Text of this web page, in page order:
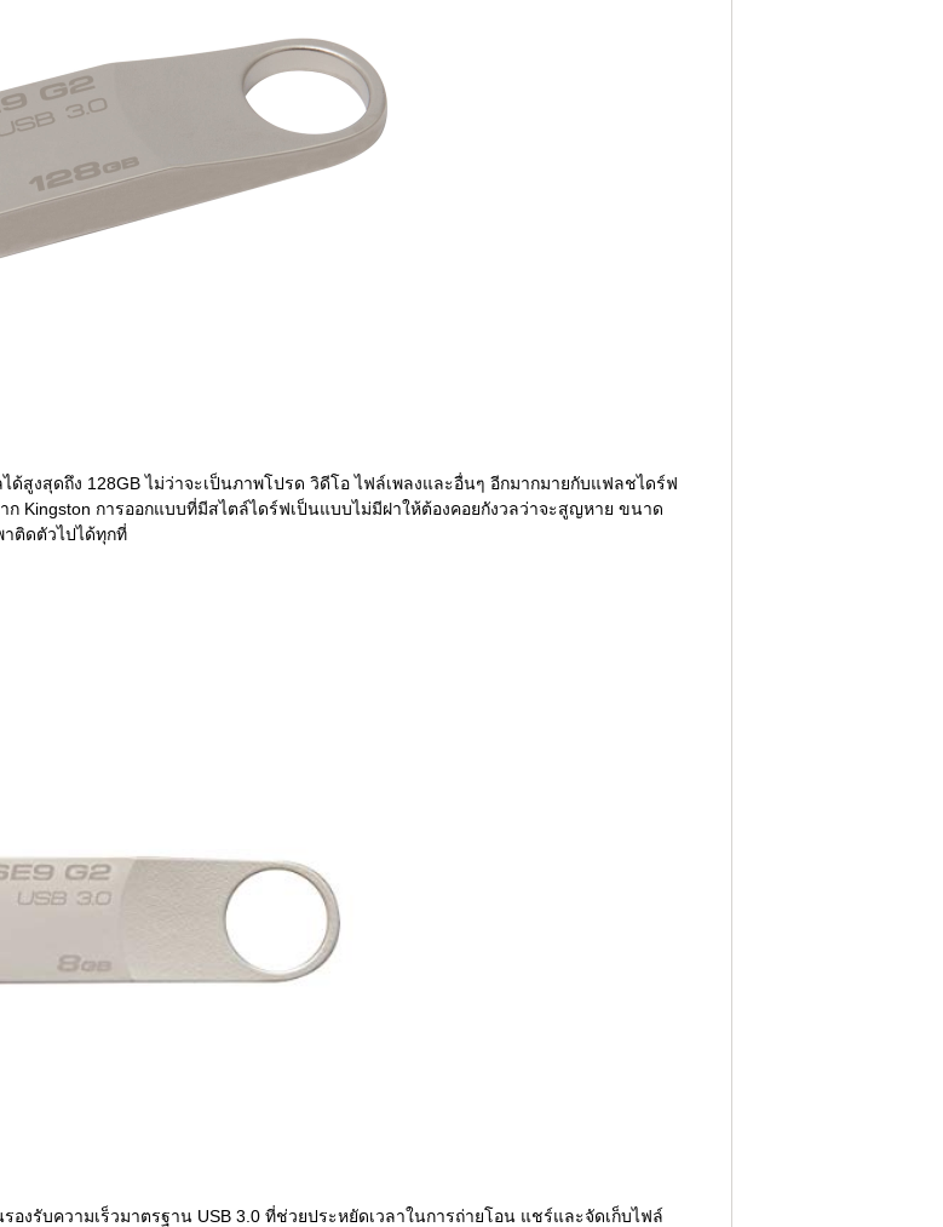
ด้สูงสุดถึง 128GB ไม่ว่าจะเป็นภาพโปรด วิดีโอ ไฟล์เพลงและอื่นๆ อีกมากมายกับแฟลชไดร์ฟ
าก Kingston การออกแบบที่มีสไตล์ไดร์ฟเป็นแบบไม่มีฝาให้ต้องคอยกังวลว่าจะสูญหาย ขนาด
าติดตัวไปได้ทุกที่
รองรับความเร็วมาตรฐาน USB 3.0 ที่ช่วยประหยัดเวลาในการถ่ายโอน แชร์และจัดเก็บไฟล์